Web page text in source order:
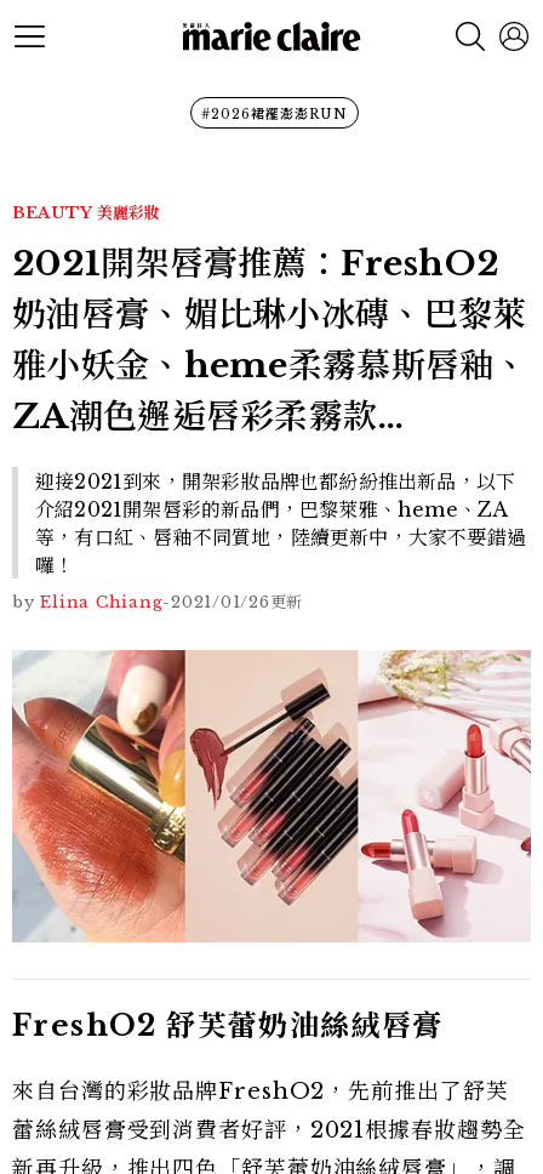
#2026裙襬澎澎RUN
BEAUTY 美麗彩妝
2021開架唇膏推薦：FreshO2
奶油唇膏、媚比琳小冰磚、巴黎萊
雅小妖金、heme柔霧慕斯唇釉、
ZA潮色邂逅唇彩柔霧款…
迎接2021到來，開架彩妝品牌也都紛紛推出新品，以下
介紹2021開架唇彩的新品們，巴黎萊雅、heme、ZA
等，有口紅、唇釉不同質地，陸續更新中，大家不要錯過
囉！
by Elina Chiang-2021/01/26更新
FreshO2 舒芙蕾奶油絲絨唇膏
來自台灣的彩妝品牌FreshO2，先前推出了舒芙
蕾絲絨唇膏受到消費者好評，2021根據春妝趨勢全